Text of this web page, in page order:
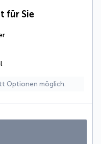
für Sie
Optionen möglich.